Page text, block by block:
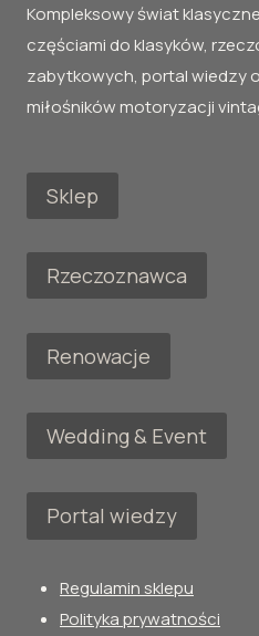
Kompleksowy świat
częściami do klasyków,
zabytkowych, portal wiedzy
miłośników motoryzacji
Sklep
Rzeczoznawca
Renowacje
Wedding & Event
Portal wiedzy
Regulamin sklepu
Polityka prywatności